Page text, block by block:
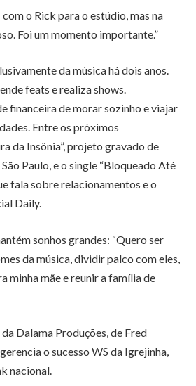
o Rick para o estúdio, mas na
Foi um momento importante.”
da música há dois anos.
feats e realiza shows.
financeira de morar sozinho e viajar
Entre os próximos
da Insônia”, projeto gravado de
Paulo, e o single “Bloqueado Até
fala sobre relacionamentos e o
Daily.
sonhos grandes: “Quero ser
da música, dividir palco com eles,
minha mãe e reunir a família de
Dalama Produções, de Fred
o sucesso WS da Igrejinha,
nacional.